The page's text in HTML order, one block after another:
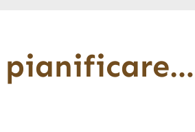
pianificare…